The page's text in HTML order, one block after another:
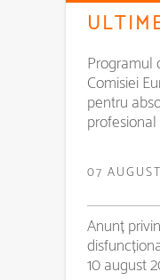
Programul
Comisiei
pentru
profesional
07
Anunț
10 august